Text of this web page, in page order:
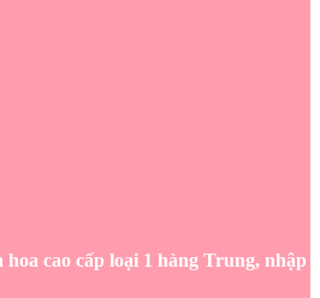
cao cấp loại 1 hàng Trung, nhập